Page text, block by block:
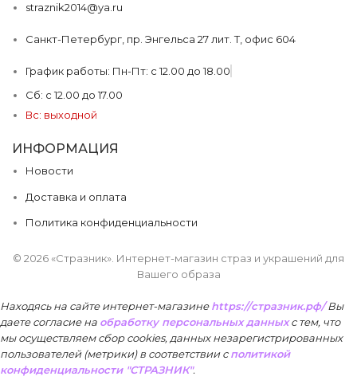
straznik2014@ya.ru
Санкт-Петербург, пр. Энгельса 27 лит. Т, офис 604
График работы: Пн-Пт: с 12.00 до 18.00
Сб: с 12.00 до 17.00
Вс: выходной
ИНФОРМАЦИЯ
Новости
Доставка и оплата
Политика конфиденциальности
© 2026 «Стразник». Интернет-магазин страз и украшений для
Вашего образа
Находясь на сайте интернет-магазинеhttps://стразник.рф/Вы
даете согласие на обработку персональных данныхс тем, что
мы осуществляем сбор cookies, данных незарегистрированных
пользователей (метрики) в соответствиисполитикой
конфиденциальности "СТРАЗНИК".